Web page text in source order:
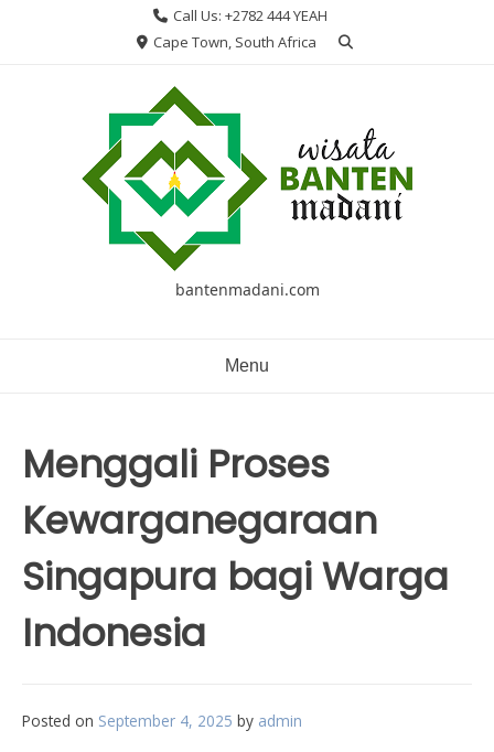
Call Us: +2782 444 YEAH
Cape Town, South Africa
bantenmadani.com
Menu
Menggali Proses
Kewarganegaraan
Singapura bagi Warga
Indonesia
Posted on September 4, 2025 by admin